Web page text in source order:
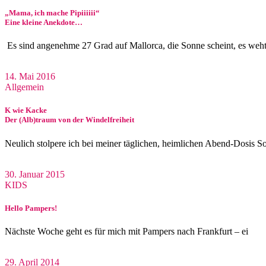
„Mama, ich mache Pipiiiiii“
Eine kleine Anekdote…
Es sind angenehme 27 Grad auf Mallorca, die Sonne scheint, es
14. Mai 2016
Allgemein
K wie Kacke
Der (Alb)traum von der Windelfreiheit
Neulich stolpere ich bei meiner täglichen, heimlichen Abend-Dosis
30. Januar 2015
KIDS
Hello Pampers!
Nächste Woche geht es für mich mit Pampers nach Frankfurt – ei
29. April 2014